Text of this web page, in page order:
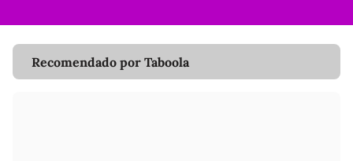
Recomendado por Taboola